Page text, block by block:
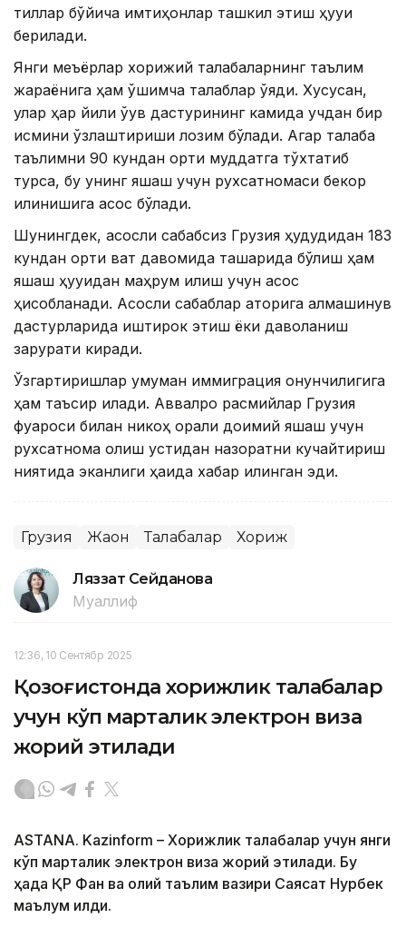
тиллар бўйича имтиҳонлар ташкил этиш ҳуқуқи
берилади.
Янги меъёрлар хорижий талабаларнинг таълим
жараёнига ҳам қўшимча талаблар қўяди. Хусусан,
улар ҳар йили ўқув дастурининг камида учдан бир
қисмини ўзлаштириши лозим бўлади. Агар талаба
таълимни 90 кундан ортиқ муддатга тўхтатиб
турса, бу унинг яшаш учун рухсатномаси бекор
қилинишига асос бўлади.
Шунингдек, асосли сабабсиз Грузия ҳудудидан 183
кундан ортиқ вақт давомида ташқарида бўлиш ҳам
яшаш ҳуқуқидан маҳрум қилиш учун асос
ҳисобланади. Асосли сабаблар қаторига алмашинув
дастурларида иштирок этиш ёки даволаниш
зарурати киради.
Ўзгартиришлар умуман иммиграция қонунчилигига
ҳам таъсир қилади. Аввалроқ расмийлар Грузия
фуқароси билан никоҳ орқали доимий яшаш учун
рухсатнома олиш устидан назоратни кучайтириш
ниятида эканлиги ҳақида хабар қилинган эди.
Грузия Жаҳон Талабалар Хориж
Ляззат Сейданова
Муаллиф
12:36, 10 Сентябр 2025
Қозоғистонда хорижлик талабалар
учун кўп марталик электрон виза
жорий этилади
ASTANA. Kazinform – Хорижлик талабалар учун янги
кўп марталик электрон виза жорий этилади. Бу
ҳақда ҚР Фан ва олий таълим вазири Саясат Нурбек
маълум қилди.